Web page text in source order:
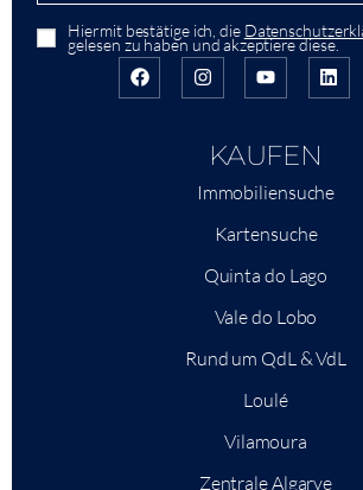
Hiermit bestätige ich, die
gelesen zu haben und akzeptiere diese.
KAUFEN
Immobiliensuche
Kartensuche
Quinta do Lago
Vale do Lobo
Rund um QdL & VdL
Loulé
Vilamoura
Zentrale Algarve